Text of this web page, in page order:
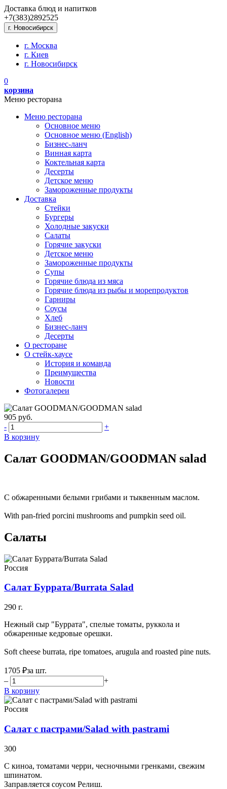
Доставка блюд и напитков
+7(383)2892525
г. Новосибирск
г. Москва
г. Киев
г. Новосибирск
0
корзина
Меню ресторана
Меню ресторана
Основное меню
Основное меню (English)
Бизнес-ланч
Винная карта
Коктельная карта
Десерты
Детское меню
Замороженные продукты
Доставка
Стейки
Бургеры
Холодные закуски
Салаты
Горячие закуски
Детское меню
Замороженные продукты
Супы
Горячие блюда из мяса
Горячие блюда из рыбы и морепродуктов
Гарниры
Соусы
Хлеб
Бизнес-ланч
Десерты
О ресторане
О стейк-хаусе
История и команда
Преимущества
Новости
Фотогалереи
905 руб.
-
+
В корзину
Салат GOODMAN/GOODMAN salad
С обжаренными белыми грибами и тыквенным маслом.
With pan-fried porcini mushrooms and pumpkin seed oil.
Салаты
Россия
Салат Буррата/Burrata Salad
290 г.
Нежный сыр "Буррата", спелые томаты, руккола и
обжаренные кедровые орешки.
Soft cheese burrata, ripe tomatoes, arugula and roasted pine nuts.
1705 ₽за шт.
–
+
В корзину
Россия
Салат с пастрами/Salad with pastrami
300
С киноа, томатами черри, чесночными гренками, свежим
шпинатом.
Заправляется соусом Релиш.